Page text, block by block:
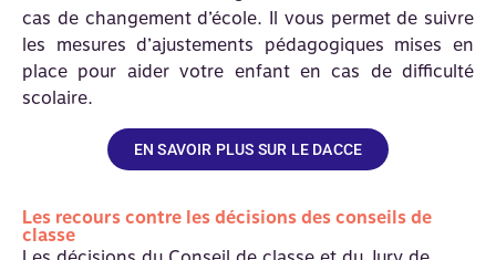
cas de changement d’école. Il vous permet de suivre
les mesures d’ajustements pédagogiques mises en
place pour aider votre enfant en cas de difficulté
scolaire.
EN SAVOIR PLUS SUR LE DACCE
Les recours contre les décisions des conseils de
classe